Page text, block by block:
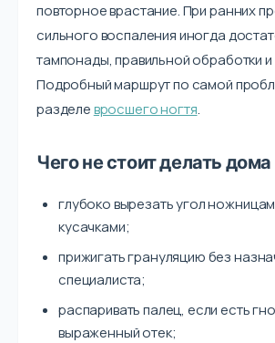
повторное врастание. При ранних
сильного воспаления иногда
тампонады, правильной обработки
Подробный маршрут по самой
разделевросшего ногтя.
Чего не стоит делать дома
глубоко вырезать угол
кусачками;
прижигать грануляцию без
специалиста;
распаривать палец, если есть
выраженный отек;